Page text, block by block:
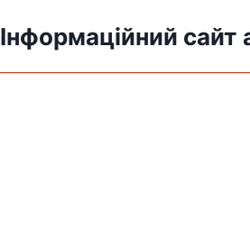
Інформаційний сайт